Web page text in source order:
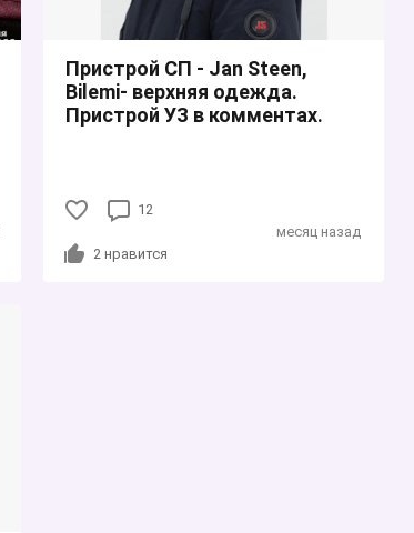
Пристрой СП - Jan Steen,
Bilemi- верхняя одежда.
Пристрой УЗ в комментах.
12
2 нравится
месяц назад